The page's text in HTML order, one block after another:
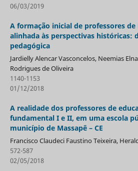
06/03/2019
A formação inicial de professores de
alinhada às perspectivas históricas:
pedagógica
Jardielly Alencar Vasconcelos, Neemias
Rodrigues de Oliveira
1140-1153
01/12/2018
A realidade dos professores de
fundamental I e II, em uma escola
município de Massapê – CE
Francisco Claudeci Faustino Teixeira,
572-587
02/05/2018